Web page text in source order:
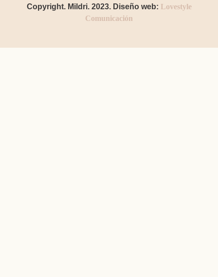
Copyright. Mildri. 2023. Diseño web: Lovestyle
Comunicación